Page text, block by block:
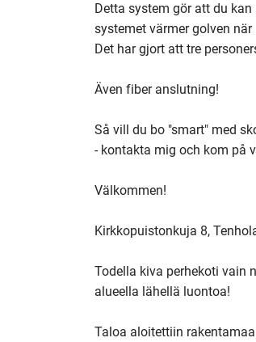
Detta system gör att du
systemet värmer golven
Det har gjort att tre
Även fiber anslutning!
Så vill du bo "smart" med
- kontakta mig och kom på
Välkommen!
Kirkkopuistonkuja 8,
Todella kiva perhekoti vain
alueella lähellä luontoa!
Taloa aloitettiin